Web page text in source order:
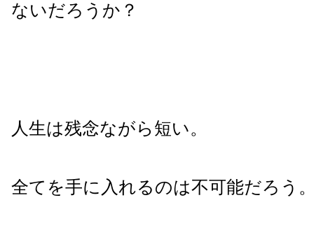
ないだろうか？
人生は残念ながら短い。
全てを手に入れるのは不可能だろう